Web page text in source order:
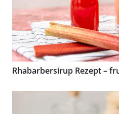
Rhabarbersirup Rezept –